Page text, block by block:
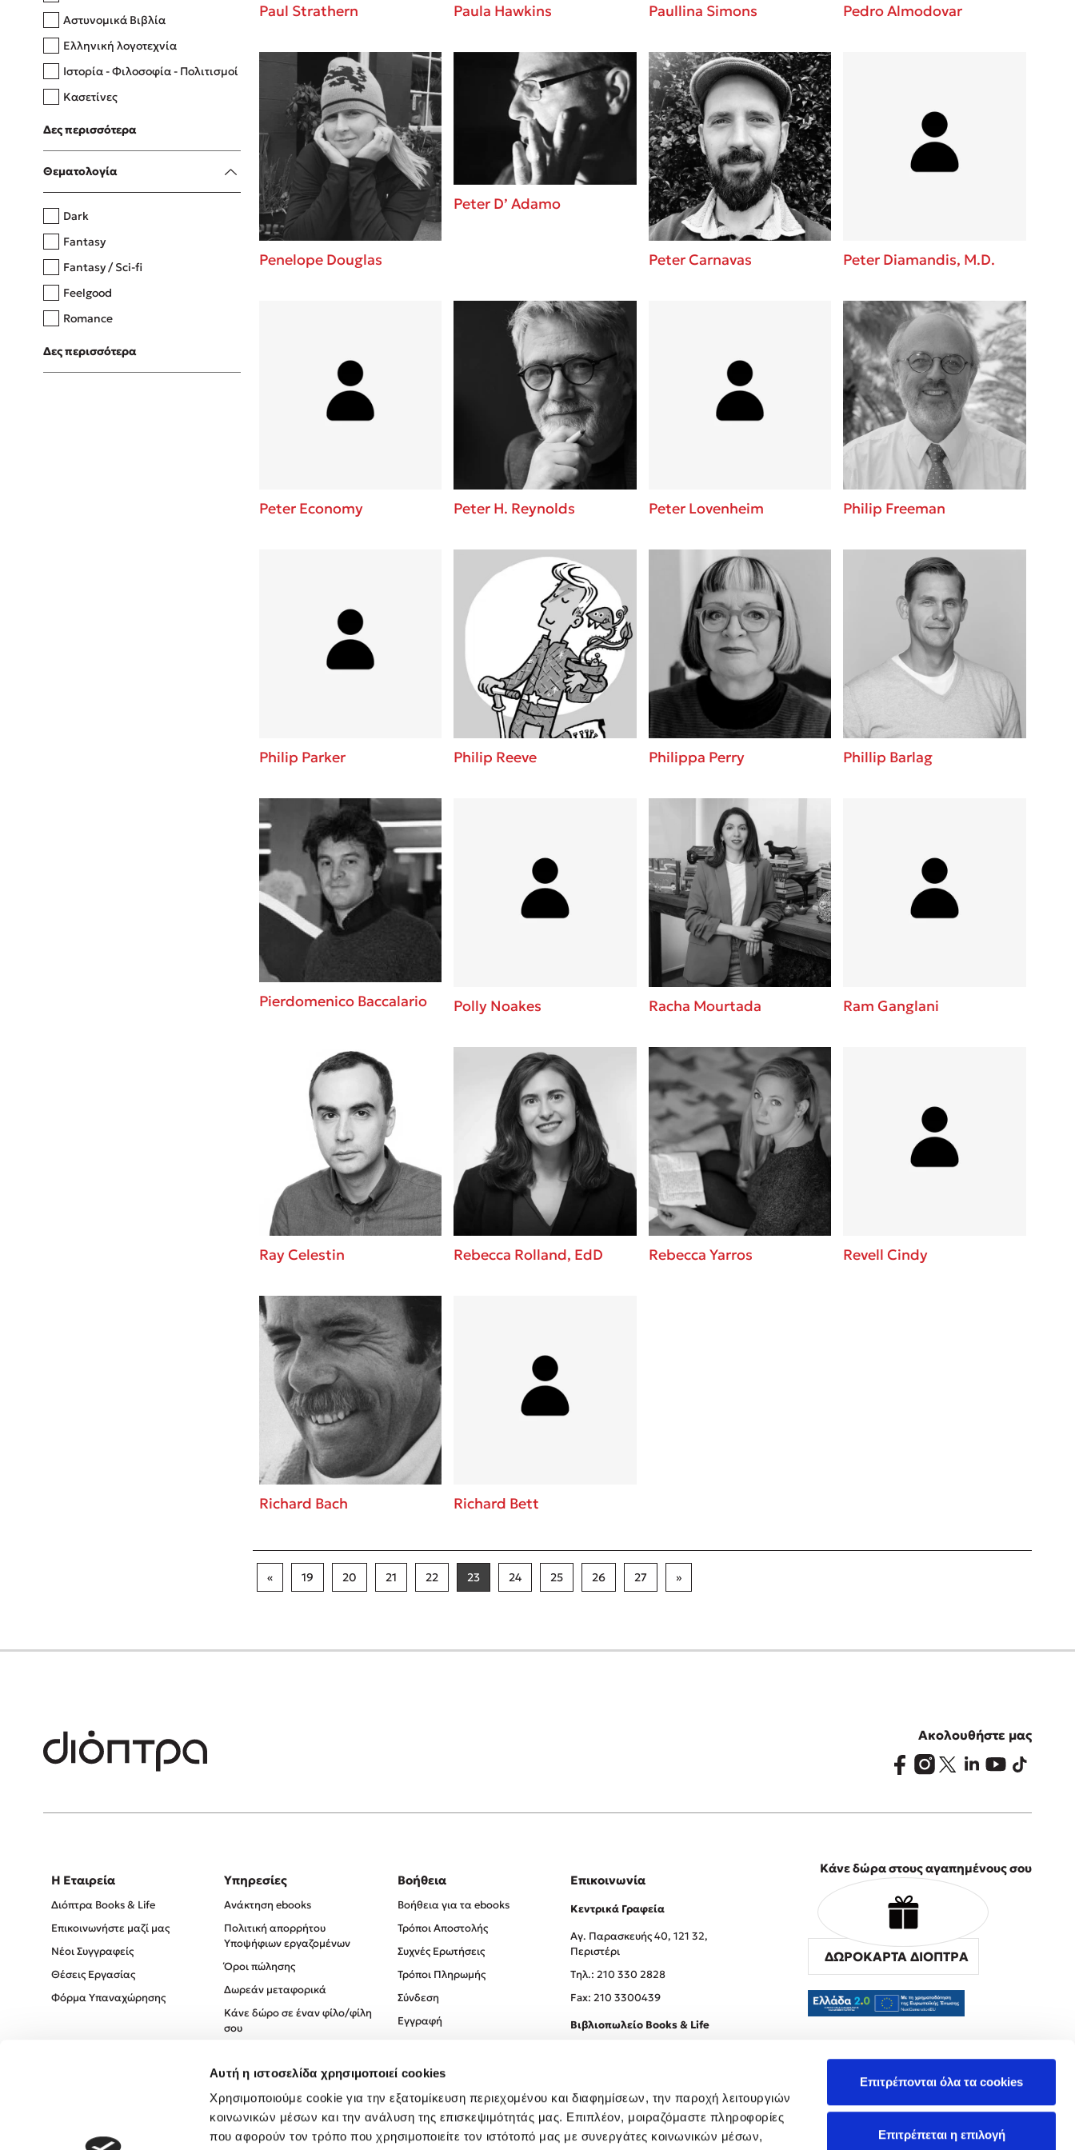
Αυτή η ιστοσελίδα χρησιμοποιεί cookies
Χρησιμοποιούμε cookie για την εξατομίκευση περιεχομένου και διαφημίσεων, την παροχή λειτουργιών
κοινωνικών μέσων και την ανάλυση της επισκεψιμότητάς μας. Επιπλέον, μοιραζόμαστε πληροφορίες
που αφορούν τον τρόπο που χρησιμοποιείτε τον ιστότοπό μας με συνεργάτες κοινωνικών μέσων,
Επιτρέπονται όλα τα cookies
Επιτρέπεται η επιλογή
Δανάη Δεληγεώργη
Πάνω, κάτω, μπροστά, πίσω
Η μέθοδος Αφήστε τους
Αστυνομικά Βιβλία
Ελληνική λογοτεχνία
Ιστορία - Φιλοσοφία - Πολιτισμοί
Κασετίνες
Λευκώματα - Έγχρωμοι οδηγοί
Μαγειρική
Δες περισσότερα
Θεματολογία
Dark
Fantasy
Fantasy / Sci-fi
Feelgood
Romance
Upmarket
Young Adult
Δες περισσότερα
Paul Strathern Paula Hawkins Paullina Simons Pedro Almodovar
Penelope Douglas
Peter D’ Adamo
Peter Carnavas Peter Diamandis, M.D.
Peter Economy Peter H. Reynolds Peter Lovenheim Philip Freeman
Philip Parker Philip Reeve Philippa Perry Phillip Barlag
Pierdomenico Baccalario Polly Noakes Racha Mourtada Ram Ganglani
Ray Celestin Rebecca Rolland, EdD Rebecca Yarros Revell Cindy
Richard Bach Richard Bett
« 19 20 21 22 23 24 25 26 27 »
Ακολουθήστε μας
Η Εταιρεία
Διόπτρα Books & Life
Επικοινωνήστε μαζί μας
Νέοι Συγγραφείς
Θέσεις Εργασίας
Φόρμα Υπαναχώρησης
Υπηρεσίες
Ανάκτηση ebooks
Πολιτική απορρήτου
Υποψήφιων εργαζομένων
Όροι πώλησης
Δωρεάν μεταφορικά
Κάνε δώρο σε έναν φίλο/φίλη
σου
Πολιτική Απορρήτου
Όροι χρήσης
Βοήθεια
Βοήθεια για τα ebooks
Τρόποι Αποστολής
Συχνές Ερωτήσεις
Τρόποι Πληρωμής
Σύνδεση
Εγγραφή
Επικοινωνία
Κεντρικά Γραφεία
Αγ. Παρασκευής 40, 121 32,
Περιστέρι
Tηλ.: 210 330 2828
Fax: 210 3300439
Βιβλιοπωλείο Books & Life
Κάνε δώρα στους αγαπημένους σου
ΔΩΡΟΚΑΡΤΑ ΔΙΟΠΤΡΑ